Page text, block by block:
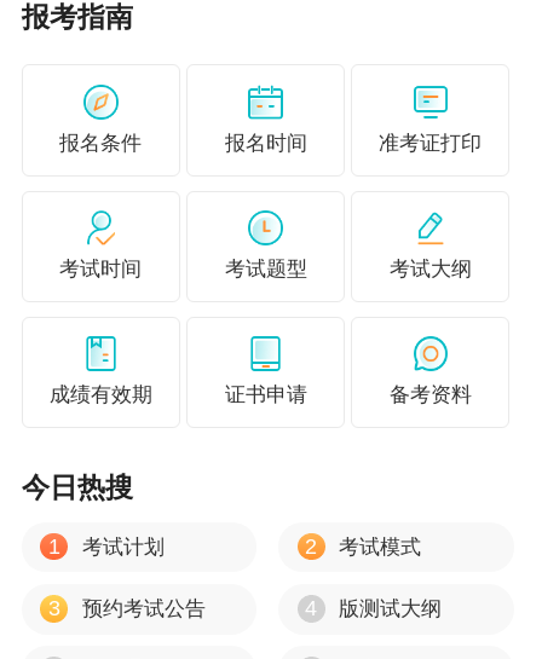
宁、海口、重庆、成都、贵阳、昆明、拉萨、西
安、兰州、西宁、银川、乌鲁木齐、大连、青
岛、宁波、厦门、深圳
时间及报名时间。
以上就是9月证券从业考试的相关信息，更多问题
点击咨询在线客服
详细解答哦！小编也会为大
家持续更新考试消息，关注【
考试动态】栏目即
说明：因考试政策、内容不断变化与调整，正保
其他推荐：
报考指南
报名条件 报名时间 准考证打印
考试时间 考试题型 考试大纲
成绩有效期 证书申请 备考资料
今日热搜
1 考试计划 2 考试模式
3 预约考试公告 4 版测试大纲